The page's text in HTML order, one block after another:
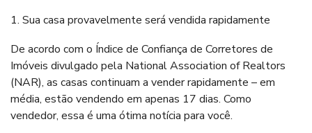
1. Sua casa provavelmente será vendida rapidamente
De acordo com o Índice de Confiança de Corretores de
Imóveis divulgado pela National Association of Realtors
(NAR), as casas continuam a vender rapidamente – em
média, estão vendendo em apenas 17 dias. Como
vendedor, essa é uma ótima notícia para você.